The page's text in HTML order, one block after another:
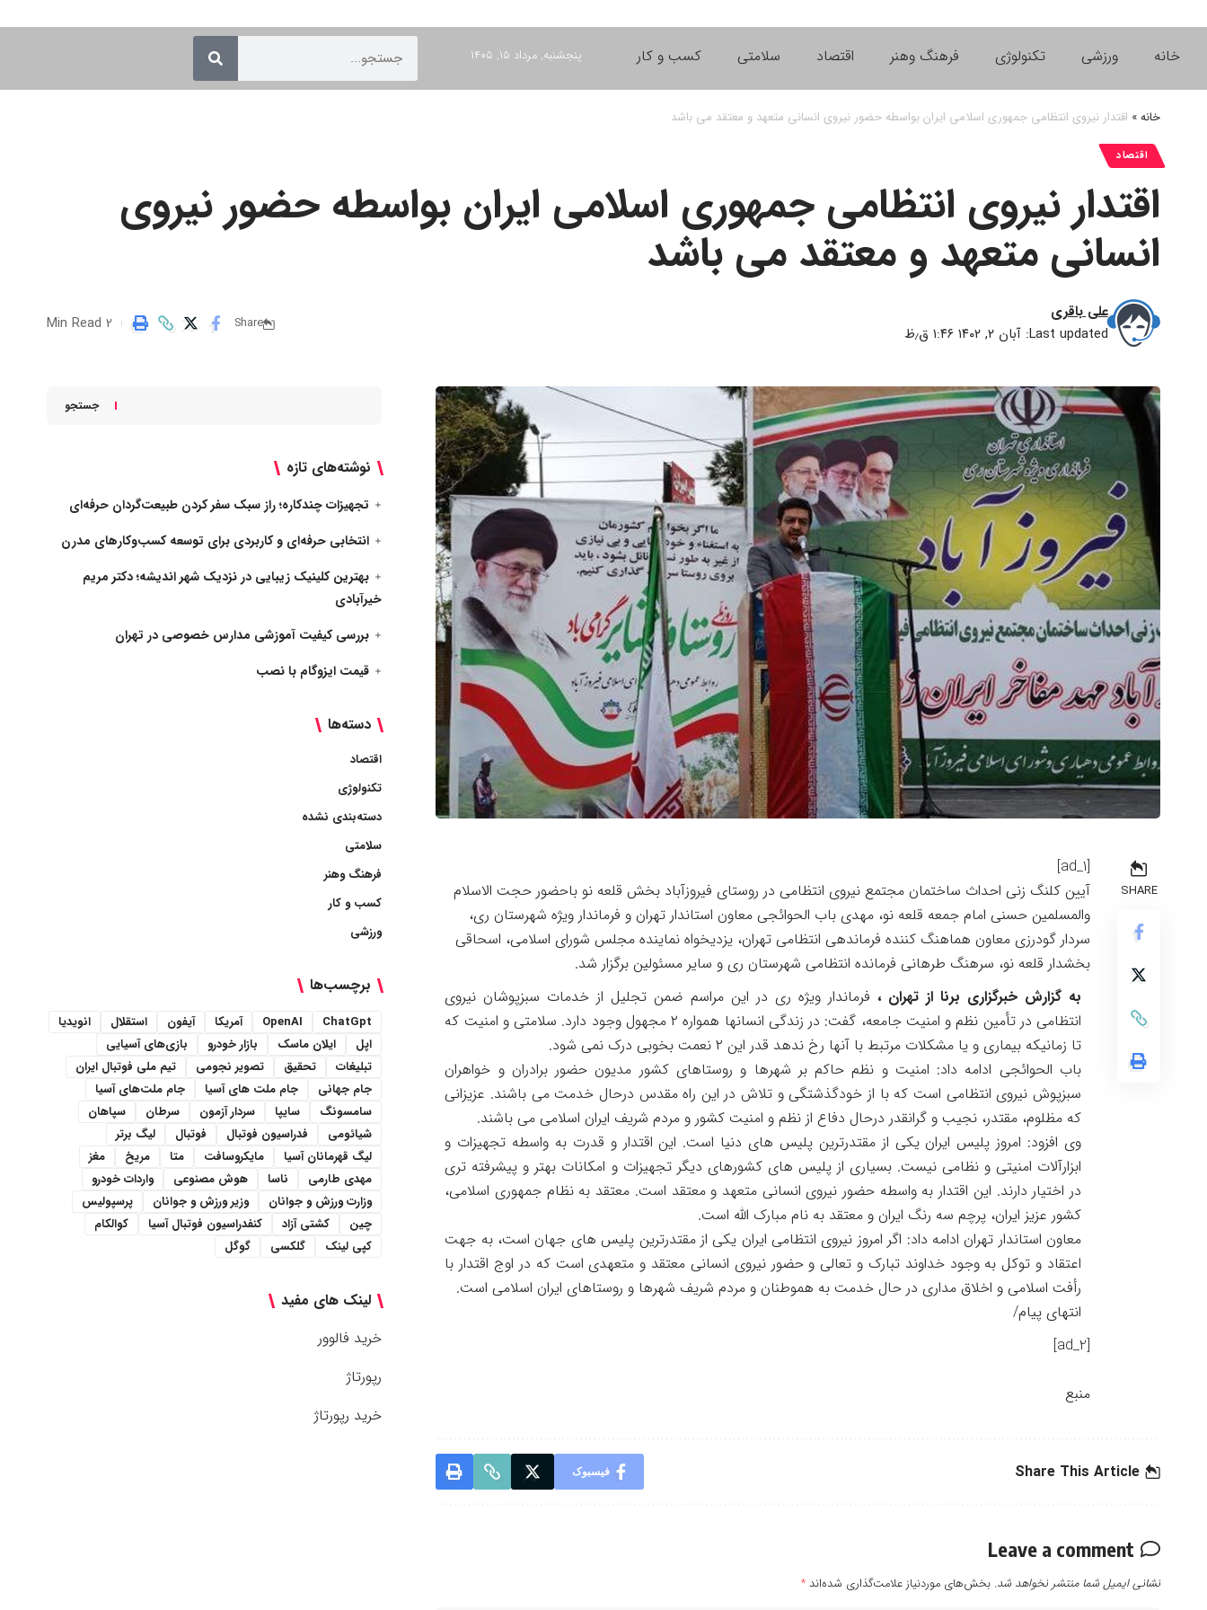
خانه ورزشی تکنولوژی فرهنگ وهنر اقتصاد سلامتی کسب و کار پنجشنبه, مرداد ۱۵, ۱۴۰۵
خانه» اقتدار نیروی انتظامی جمهوری اسلامی ایران بواسطه حضور نیروی انسانی متعهد و معتقد می باشد
اقتصاد
اقتدار نیروی انتظامی جمهوری اسلامی ایران بواسطه حضور نیروی
انسانی متعهد و معتقد می باشد
Last updated: آبان ۲, ۱۴۰۲ ۱:۴۶ ق٫ظ
علی باقری
Share
2 Min Read
SHARE
[ad_1]
آیین کلنگ زنی احداث ساختمان مجتمع نیروی انتظامی در روستای فیروزآباد بخش قلعه نو باحضور حجت الاسلام
والمسلمین حسنی امام جمعه قلعه نو، مهدی باب الحوائجی معاون استاندار تهران و فرماندار ویژه شهرستان ری،
سردار گودرزی معاون هماهنگ کننده فرماندهی انتظامی تهران، یزدیخواه نماینده مجلس شورای اسلامی، اسحاقی
بخشدار قلعه نو، سرهنگ طرهانی فرمانده انتظامی شهرستان ری و سایر مسئولین برگزار شد.
به گزارش خبرگزاری برنا از تهران ، فرماندار ویژه ری در این مراسم ضمن تجلیل از خدمات سبزپوشان نیروی
انتظامی در تأمین نظم و امنیت جامعه، گفت: در زندگی انسانها همواره ۲ مجهول وجود دارد. سلامتی و امنیت که
تا زمانیکه بیماری و یا مشکلات مرتبط با آنها رخ ندهد قدر این ۲ نعمت بخوبی درک نمی شود.
باب الحوائجی ادامه داد: امنیت و نظم حاکم بر شهرها و روستاهای کشور مدیون حضور برادران و خواهران
سبزپوش نیروی انتظامی است که با از خودگذشتگی و تلاش در این راه مقدس درحال خدمت می باشند. عزیزانی
که مظلوم، مقتدر، نجیب و گرانقدر درحال دفاع از نظم و امنیت کشور و مردم شریف ایران اسلامی می باشند‌.
وی افزود: امروز پلیس ایران یکی از مقتدرترین پلیس های دنیا است. این اقتدار و قدرت به واسطه تجهیزات و
ابزارآلات امنیتی و نظامی نیست. بسیاری از پلیس های کشورهای دیگر تجهیزات و امکانات بهتر و پیشرفته تری
در اختیار دارند. این اقتدار به واسطه حضور نیروی انسانی متعهد و معتقد است. معتقد به نظام جمهوری اسلامی،
کشور عزیز ایران، پرچم سه رنگ ایران و معتقد به نام مبارک الله است.
معاون استاندار تهران ادامه داد: اگر امروز نیروی انتظامی ایران یکی از مقتدرترین پلیس های جهان است، به جهت
اعتقاد و توکل به وجود خداوند تبارک و تعالی و حضور نیروی انسانی معتقد و متعهدی است که در اوج اقتدار با
رأفت اسلامی و اخلاق مداری در حال خدمت به هموطنان و مردم شریف شهرها و روستاهای ایران اسلامی است.
انتهای پیام/
[ad_2]
منبع
Share This Article فیسبوک
Leave a comment
نشانی ایمیل شما منتشر نخواهد شد. بخش‌های موردنیاز علامت‌گذاری شده‌اند *
جستجو
نوشته‌های تازه
تجهیزات چندکاره؛ راز سبک سفر کردن طبیعت‌گردان حرفه‌ای
انتخابی حرفه‌ای و کاربردی برای توسعه کسب‌وکارهای مدرن
بهترین کلینیک زیبایی در نزدیک شهر اندیشه؛ دکتر مریم
خیرآبادی
بررسی کیفیت آموزشی مدارس خصوصی در تهران
قیمت ایزوگام با نصب
دسته‌ها
اقتصاد
تکنولوژی
دسته‌بندی نشده
سلامتی
فرهنگ وهنر
کسب و کار
ورزشی
برچسب‌ها
ChatGpt
OpenAI آمریکا آیفون استقلال
انویدیا
اپل
ایلان ماسک بازار خودرو
بازی‌های آسیایی
تبلیغات
تحقیق تصویر نجومی
تیم ملی فوتبال ایران
جام جهانی
جام ملت های آسیا
جام ملت‌های آسیا
سامسونگ
سایپا سردار آزمون سرطان
سپاهان
شیائومی
فدراسیون فوتبال فوتبال
لیگ برتر
لیگ قهرمانان آسیا
مایکروسافت متا مریخ
مغز
مهدی طارمی
ناسا هوش مصنوعی
واردات خودرو
وزارت ورزش و جوانان
وزیر ورزش و جوانان
پرسپولیس
چین
کشتی آزاد کنفدراسیون فوتبال آسیا
کوالکام
کپی لینک
گلکسی گوگل
لینک های مفید
خرید فالوور
رپورتاژ
خرید رپورتاژ